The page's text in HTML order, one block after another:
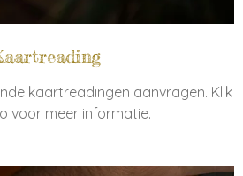
kaartreadingen aanvragen. Klik
voor meer informatie.